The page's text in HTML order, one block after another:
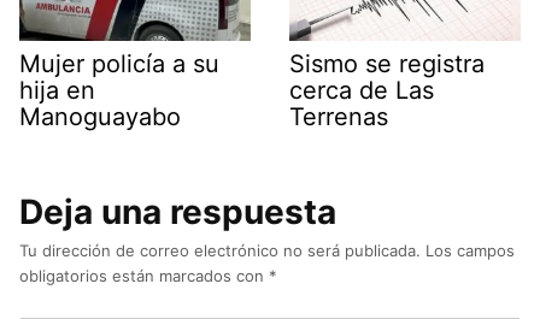
Mujer policía a su
hija en
Manoguayabo
Sismo se registra
cerca de Las
Terrenas
Deja una respuesta
Tu dirección de correo electrónico no será publicada. Los campos
obligatorios están marcados con *